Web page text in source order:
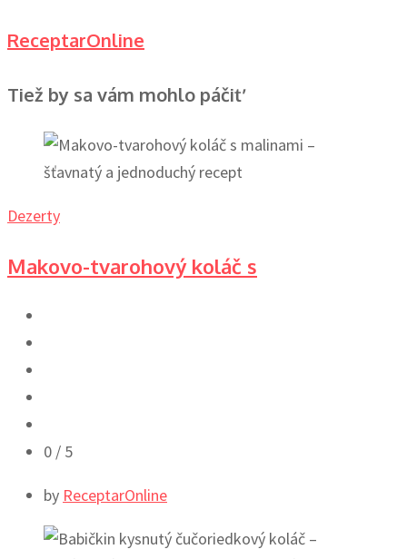
ReceptarOnline
Tiež by sa vám mohlo páčiť
Dezerty
Makovo-tvarohový koláč s
0 / 5
by ReceptarOnline